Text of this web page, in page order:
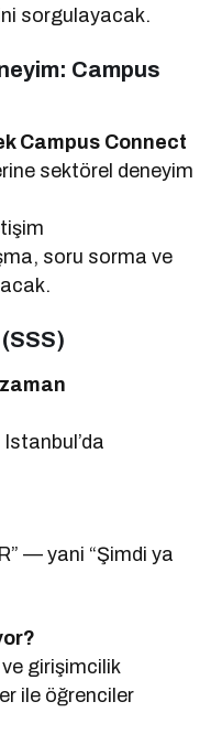
sorgulayacak.
Campus
Campus Connect
sektörel deneyim
soru sorma ve
— yani “Şimdi ya
girişimcilik
ile öğrenciler